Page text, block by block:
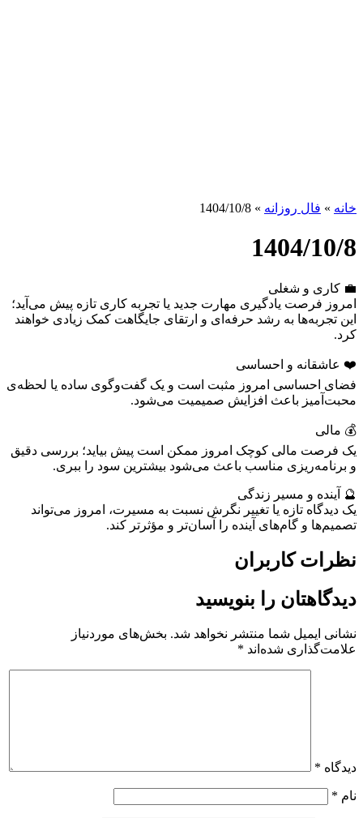
خانه » فال روزانه »
1404/10/8
1404/10/8
💼 کاری و شغلی
امروز فرصت یادگیری مهارت جدید یا تجربه کاری تازه پیش می‌آید؛
این تجربه‌ها به رشد حرفه‌ای و ارتقای جایگاهت کمک زیادی خواهند
کرد.
❤️ عاشقانه و احساسی
فضای احساسی امروز مثبت است و یک گفت‌وگوی ساده یا لحظه‌ی
محبت‌آمیز باعث افزایش صمیمیت می‌شود.
💰 مالی
یک فرصت مالی کوچک امروز ممکن است پیش بیاید؛ بررسی دقیق
و برنامه‌ریزی مناسب باعث می‌شود بیشترین سود را ببری.
🔮 آینده و مسیر زندگی
یک دیدگاه تازه یا تغییر نگرش نسبت به مسیرت، امروز می‌تواند
تصمیم‌ها و گام‌های آینده را آسان‌تر و مؤثرتر کند.
نظرات کاربران
دیدگاهتان را بنویسید
نشانی ایمیل شما منتشر نخواهد شد. بخش‌های موردنیاز
علامت‌گذاری شده‌اند *
دیدگاه *
نام *